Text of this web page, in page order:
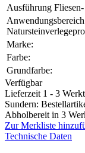
Ausführung
Marke:
Farbe:
Grundfarbe:
Verfügbar
Lieferzeit 1 - 3
Sundern:
Abholbereit in 3
Zur Merkliste
Technische Daten